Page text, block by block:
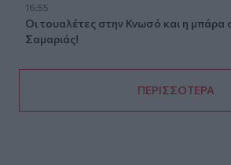
16:55
Οι τουαλέτες στην Κνωσό και η μπάρα
Σαμαριάς!
ΠΕΡΙΣΣΟΤΕΡΑ